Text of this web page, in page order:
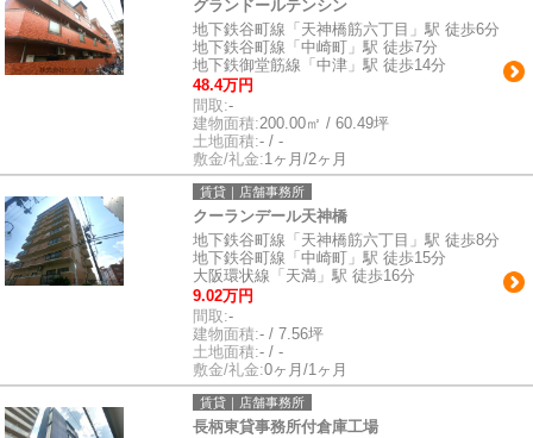
グランドールテンシン
地下鉄谷町線「天神橋筋六丁目」駅 徒歩6分
地下鉄谷町線「中崎町」駅 徒歩7分
地下鉄御堂筋線「中津」駅 徒歩14分
48.4万円
間取:-
建物面積:200.00㎡ / 60.49坪
土地面積:- / -
敷金/礼金:1ヶ月/2ヶ月
賃貸｜店舗事務所
クーランデール天神橋
地下鉄谷町線「天神橋筋六丁目」駅 徒歩8分
地下鉄谷町線「中崎町」駅 徒歩15分
大阪環状線「天満」駅 徒歩16分
9.02万円
間取:-
建物面積:- / 7.56坪
土地面積:- / -
敷金/礼金:0ヶ月/1ヶ月
賃貸｜店舗事務所
長柄東貸事務所付倉庫工場